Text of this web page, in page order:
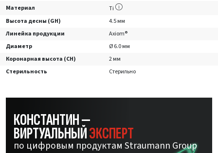
Материал
Ti
Высота десны (GH)
4.5 мм
Линейка продукции
Axiom®
Диаметр
Ø 6.0 мм
Коронарная высота (CH)
2 мм
Стерильность
Стерильно
КОНСТАНТИН —
ВИРТУАЛЬНЫЙЭКСПЕРТ
по цифровым продуктам Straumann Group